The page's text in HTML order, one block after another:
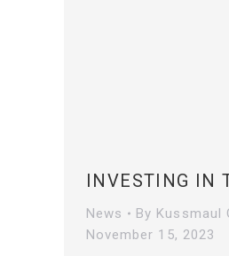
INVESTING IN
News By Kussmaul
November 15, 2023